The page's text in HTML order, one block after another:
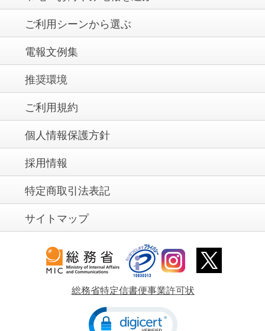
ご利用シーンから選ぶ
電報文例集
推奨環境
ご利用規約
個人情報保護方針
採用情報
特定商取引法表記
サイトマップ
総務省特定信書便事業許可状